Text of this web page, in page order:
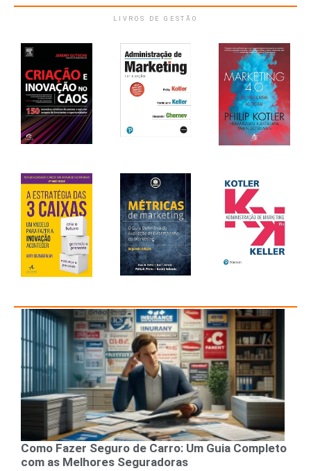
LIVROS DE GESTÃO
Como Fazer Seguro de Carro: Um Guia Completo
com as Melhores Seguradoras